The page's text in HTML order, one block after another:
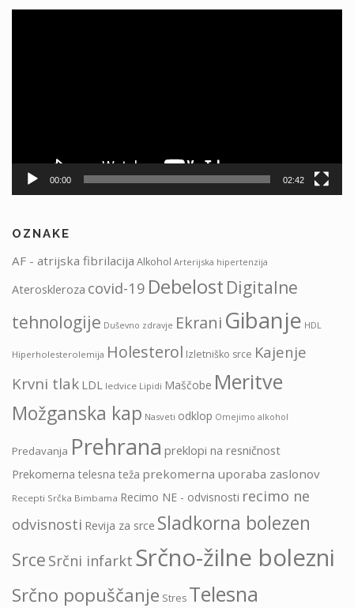
00:00 02:42
OZNAKE
AF - atrijska fibrilacija Alkohol Arterijska hipertenzija
Ateroskleroza covid-19 Debelost Digitalne
tehnologije Duševno zdravje Ekrani Gibanje HDL
Hiperholesterolemija Holesterol Izletniško srce Kajenje
Krvni tlak LDL ledvice Lipidi Maščobe Meritve
Možganska kap Nasveti odklop Omejimo alkohol
Predavanja Prehrana preklopi na resničnost
Prekomerna telesna teža prekomerna uporaba zaslonov
Recepti Srčka Bimbama Recimo NE - odvisnosti recimo ne
odvisnosti Revija za srce Sladkorna bolezen
Srce Srčni infarkt Srčno-žilne bolezni
Srčno popuščanje Stres Telesna